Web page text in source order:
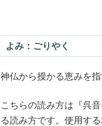
よみ：ごりやく
神仏から授かる恵みを指
こちらの読み方は『呉
る読み方です。使用す